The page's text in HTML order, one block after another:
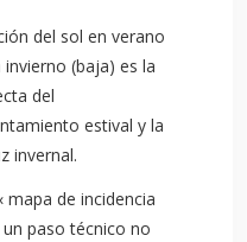
del sol en verano
invierno (baja) es la
del
estival y la
invernal.
mapa de incidencia
un paso técnico no